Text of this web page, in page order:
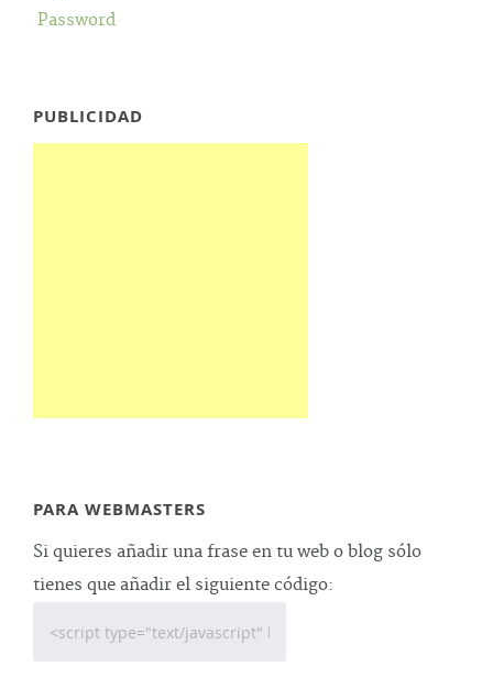
Password
PUBLICIDAD
PARA WEBMASTERS
Si quieres añadir una frase en tu web o blog sólo
tienes que añadir el siguiente código: